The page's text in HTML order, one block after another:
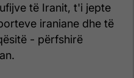
të Iranit, t'i jepte
iraniane dhe të
- përfshirë